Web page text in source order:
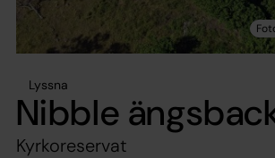
Lyssna
Nibble
Kyrkoreservat